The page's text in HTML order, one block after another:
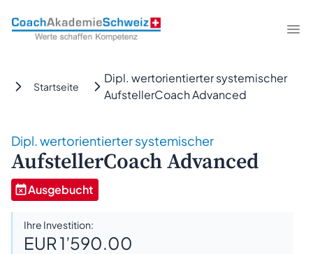
CoachAkademieSchweiz
Startseite
Dipl. wertorientierter systemischer
AufstellerCoach Advanced
Dipl. wertorientierter systemischer
AufstellerCoach Advanced
Ausgebucht
Ihre Investition:
EUR 1’590.00